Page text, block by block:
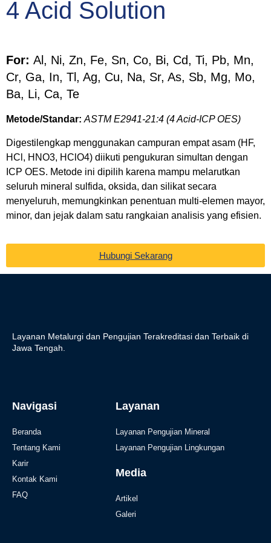
4 Acid Solution
For: Al, Ni, Zn, Fe, Sn, Co, Bi, Cd, Ti, Pb, Mn,
Cr, Ga, In, Tl, Ag, Cu, Na, Sr, As, Sb, Mg, Mo,
Ba, Li, Ca, Te
Metode/Standar: ASTM E2941-21:4 (4 Acid-ICP OES)
Digestilengkap menggunakan campuran empat asam (HF,
HCl, HNO3, HClO4) diikuti pengukuran simultan dengan
ICP OES. Metode ini dipilih karena mampu melarutkan
seluruh mineral sulfida, oksida, dan silikat secara
menyeluruh, memungkinkan penentuan multi-elemen mayor,
minor, dan jejak dalam satu rangkaian analisis yang efisien.
Hubungi Sekarang
Layanan Metalurgi dan Pengujian Terakreditasi dan Terbaik di
Jawa Tengah.
Navigasi
Beranda
Tentang Kami
Karir
Kontak Kami
FAQ
Layanan
Layanan Pengujian Mineral
Layanan Pengujian Lingkungan
Media
Artikel
Galeri